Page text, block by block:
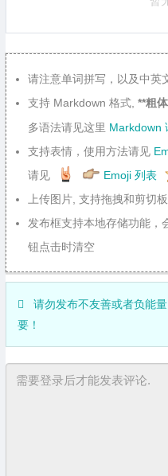
请注意单词拼写，以及中英
支持 Markdown 格式, **粗
多语法请见这里 Markdown
支持表情，使用方法请见
请见
Emoji 列表
上传图片, 支持拖拽和剪切
发布框支持本地存储功能，
钮点击时清空
请勿发布不友善或者负能
要！